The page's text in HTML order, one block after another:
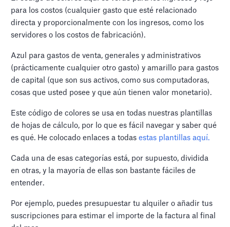
para los costos (cualquier gasto que esté relacionado
directa y proporcionalmente con los ingresos, como los
servidores o los costos de fabricación).
Azul para gastos de venta, generales y administrativos
(prácticamente cualquier otro gasto) y amarillo para gastos
de capital (que son sus activos, como sus computadoras,
cosas que usted posee y que aún tienen valor monetario).
Este código de colores se usa en todas nuestras plantillas
de hojas de cálculo, por lo que es fácil navegar y saber qué
es qué. He colocado enlaces a todas estas plantillas aquí.
Cada una de esas categorías está, por supuesto, dividida
en otras, y la mayoría de ellas son bastante fáciles de
entender.
Por ejemplo, puedes presupuestar tu alquiler o añadir tus
suscripciones para estimar el importe de la factura al final